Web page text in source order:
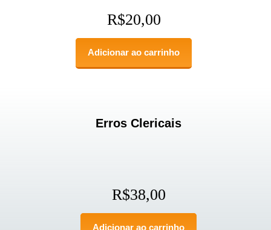
R$20,00
Adicionar ao carrinho
Erros Clericais
R$38,00
Adicionar ao carrinho